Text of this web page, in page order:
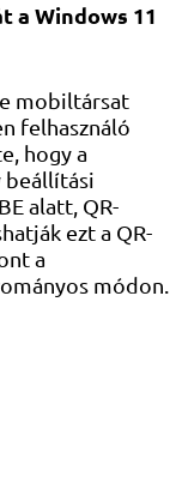
a Windows 11
mobiltársat
felhasználó
hogy a
beállítási
alatt, QR-
ezt a QR-
a
módon.